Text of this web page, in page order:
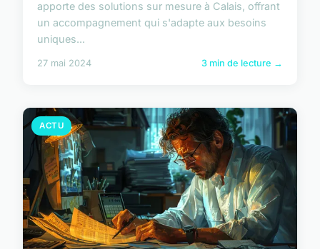
apporte des solutions sur mesure à Calais, offrant
un accompagnement qui s'adapte aux besoins
uniques...
27 mai 2024 3 min de lecture →
ACTU